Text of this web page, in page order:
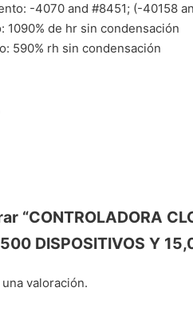
-4070 and #8451; (-40158
1090% de hr sin condensación
590% rh sin condensación
“CONTROLADORA
DISPOSITIVOS Y
valoración.